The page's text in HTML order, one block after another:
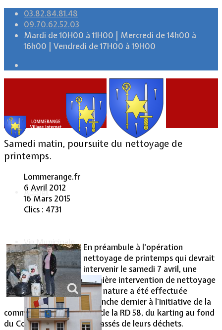
03.82.84.81.48
09.70.62.52.03
Mardi de 10H00 à 11H00 | Mercredi de 14h00 à
16h00 | Vendredi de 17H00 à 19H00
Accueil
Vie Municipale
Samedi matin, poursuite du nettoyage de
printemps.
Lommerange.fr
6 Avril 2012
16 Mars 2015
Clics : 4731
En préambule à l'opération
nettoyage de printemps qui devrait
intervenir le samedi 7 avril, une
première intervention de nettoyage
de la nature a été effectuée
dimanche dernier à l'initiative de la
commune. Les deux côtés de la RD 58, du karting au fond
du Conroy, ont été débarrassés de leurs déchets.